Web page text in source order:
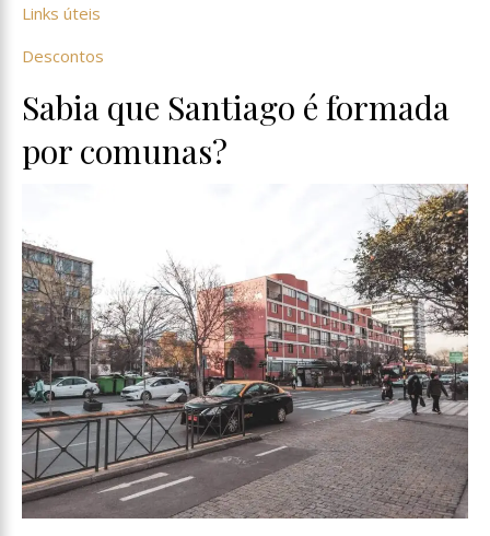
Links úteis
Descontos
Sabia que Santiago é formada
por comunas?